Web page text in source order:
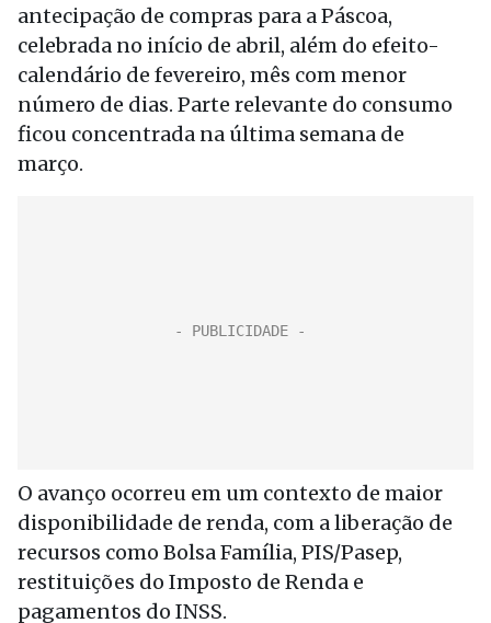
antecipação de compras para a Páscoa,
celebrada no início de abril, além do efeito-
calendário de fevereiro, mês com menor
número de dias. Parte relevante do consumo
ficou concentrada na última semana de
março.
O avanço ocorreu em um contexto de maior
disponibilidade de renda, com a liberação de
recursos como Bolsa Família, PIS/Pasep,
restituições do Imposto de Renda e
pagamentos do INSS.